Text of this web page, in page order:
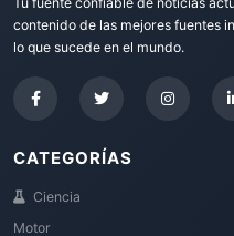
contenido de las mejores fuentes
lo que sucede en el mundo.
CATEGORÍAS
Ciencia
Motor